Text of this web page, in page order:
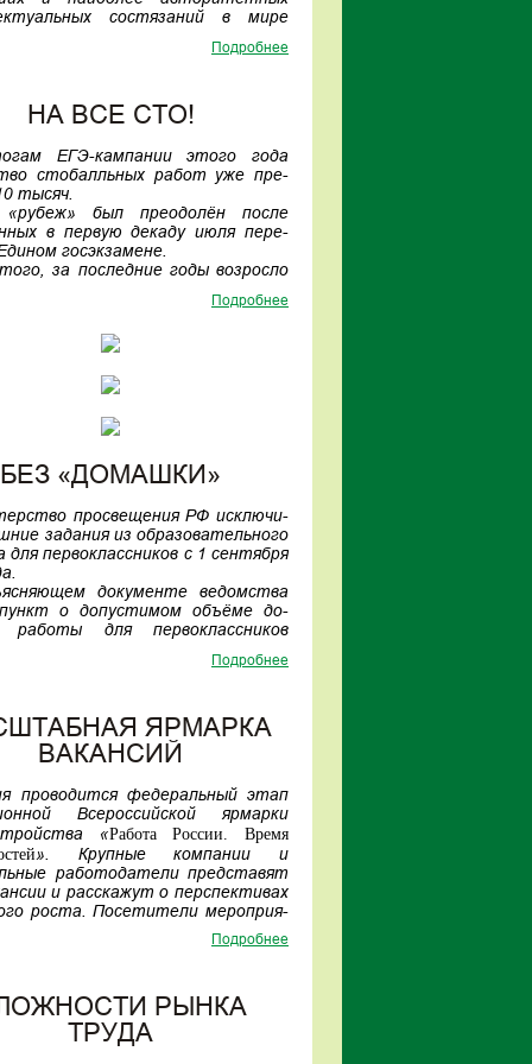
новой модели высшего образо-
обучение студента в один
востребованным на рынке
пилотного проекта по
на новую модель высшего обра-
состязаний в мире
году среди участников из более
Подробнее
НА ВСЕ СТО!
ЕГЭ-кампании этого года
стобалльных работ уже пре-
тысяч.
был преодолён после
в первую декаду июля пере-
госэкзамене.
за последние годы возросло
Подробнее
БЕЗ «ДОМАШКИ»
просвещения РФ исключи-
задания из образовательного
для первоклассников с 1 сентября
документе ведомства
о допустимом объёме до-
работы для первоклассников
образом, прежняя инициатива Ин-
для самых младших школьников
исключена. Обучение в первых
российских школ отныне будет
Подробнее
ЯРМАРКА
ВАКАНСИЙ
проводится федеральный этап
Всероссийской ярмарки
«Работа России. Время
». Крупные компании и
работодатели представят
и расскажут о перспективах
роста. Посетители мероприя-
найти работу как в рамках
так и за его пределами.
квалификации соиска-
многие предприятия принимают
Подробнее
РЫНКА
ТРУДА